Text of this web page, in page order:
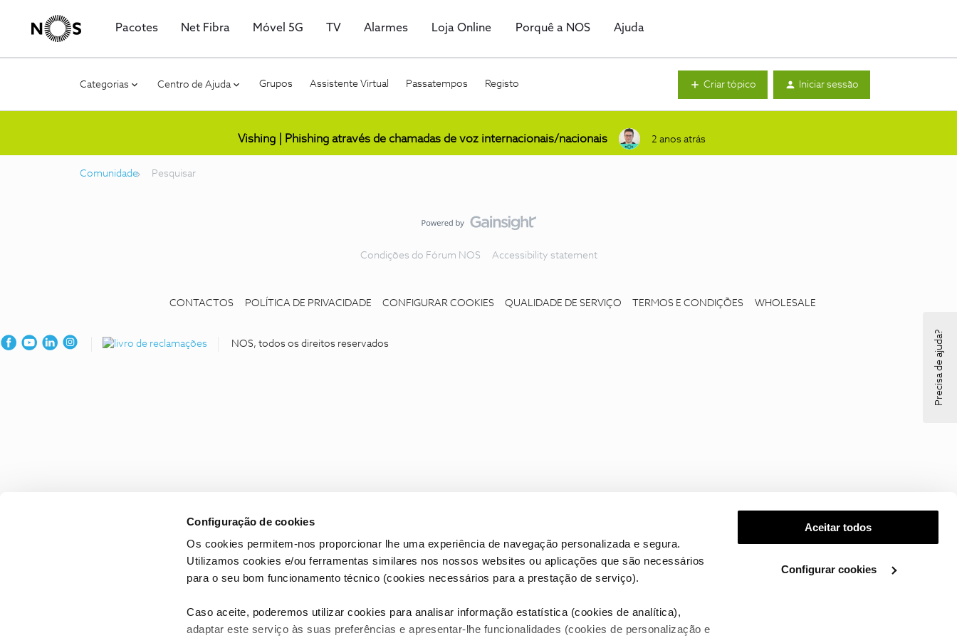
Configuração de cookies
Os cookies permitem-nos proporcionar lhe uma experiência de navegação personalizada e segura.
Utilizamos cookies e/ou ferramentas similares nos nossos websites ou aplicações que são necessários
para o seu bom funcionamento técnico (cookies necessários para a prestação de serviço).
Caso aceite, poderemos utilizar cookies para analisar informação estatística (cookies de analítica),
adaptar este serviço às suas preferências e apresentar-lhe funcionalidades (cookies de personalização e
Aceitar todos
Configurar cookies
Pacotes Net Fibra Móvel 5G TV Alarmes Loja Online Porquê a NOS Ajuda
Categorias Centro de Ajuda Grupos Assistente Virtual Passatempos Registo Criar tópico Iniciar sessão
Vishing | Phishing através de chamadas de voz internacionais/nacionais 2 anos atrás
Comunidade Pesquisar
Condições do Fórum NOS Accessibility statement
CONTACTOS POLÍTICA DE PRIVACIDADE CONFIGURAR COOKIES QUALIDADE DE SERVIÇO TERMOS E CONDIÇÕES WHOLESALE
NOS, todos os direitos reservados Precisa de ajuda?